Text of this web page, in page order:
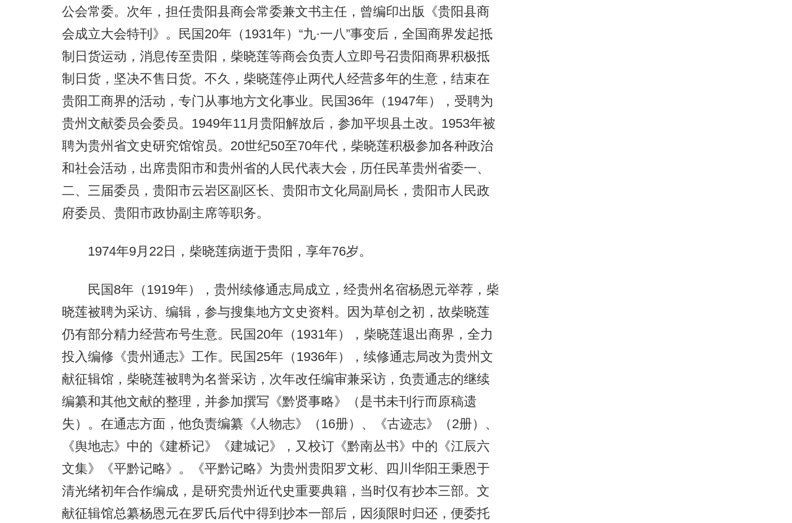
公会常委。次年，担任贵阳县商会常委兼文书主任，曾编印出版《贵阳县商
会成立大会特刊》。民国20年（1931年）“九·一八”事变后，全国商界发起抵
制日货运动，消息传至贵阳，柴晓莲等商会负责人立即号召贵阳商界积极抵
制日货，坚决不售日货。不久，柴晓莲停止两代人经营多年的生意，结束在
贵阳工商界的活动，专门从事地方文化事业。民国36年（1947年），受聘为
贵州文献委员会委员。1949年11月贵阳解放后，参加平坝县土改。1953年被
聘为贵州省文史研究馆馆员。20世纪50至70年代，柴晓莲积极参加各种政治
和社会活动，出席贵阳市和贵州省的人民代表大会，历任民革贵州省委一、
二、三届委员，贵阳市云岩区副区长、贵阳市文化局副局长，贵阳市人民政
府委员、贵阳市政协副主席等职务。
1974年9月22日，柴晓莲病逝于贵阳，享年76岁。
民国8年（1919年），贵州续修通志局成立，经贵州名宿杨恩元举荐，柴
晓莲被聘为采访、编辑，参与搜集地方文史资料。因为草创之初，故柴晓莲
仍有部分精力经营布号生意。民国20年（1931年），柴晓莲退出商界，全力
投入编修《贵州通志》工作。民国25年（1936年），续修通志局改为贵州文
献征辑馆，柴晓莲被聘为名誉采访，次年改任编审兼采访，负责通志的继续
编纂和其他文献的整理，并参加撰写《黔贤事略》（是书未刊行而原稿遗
失）。在通志方面，他负责编纂《人物志》（16册）、《古迹志》（2册）、
《舆地志》中的《建桥记》《建城记》，又校订《黔南丛书》中的《江辰六
文集》《平黔记略》。《平黔记略》为贵州贵阳罗文彬、四川华阳王秉恩于
清光绪初年合作编成，是研究贵州近代史重要典籍，当时仅有抄本三部。文
献征辑馆总纂杨恩元在罗氏后代中得到抄本一部后，因须限时归还，便委托